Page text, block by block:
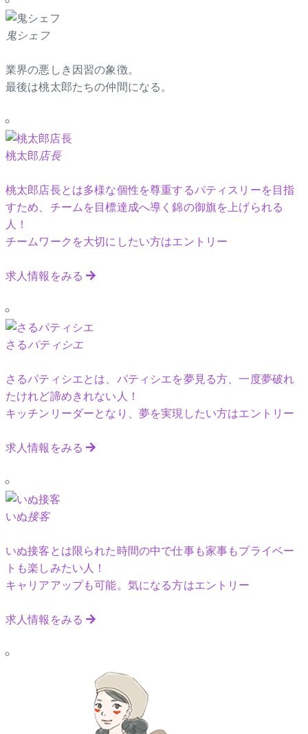
鬼シェフ
業界の悪しき因習の象徴。
最後は桃太郎たちの仲間になる。
桃太郎店長
桃太郎店長とは多様な個性を尊重するパティスリーを目指
すため、チームを目標達成へ導く錦の御旗を上げられる
人！
チームワークを大切にしたい方はエントリー
求人情報をみる
さるパティシエ
さるパティシエとは、パティシエを夢見る方、一度夢破れ
たけれど諦めきれない人！
キッチンリーダーとなり、夢を実現したい方はエントリー
求人情報をみる
いぬ接客
いぬ接客とは限られた時間の中で仕事も家事もプライベー
トも楽しみたい人！
キャリアアップも可能。気になる方はエントリー
求人情報をみる